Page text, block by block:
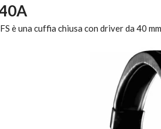
è una cuffia chiusa con driver da 40